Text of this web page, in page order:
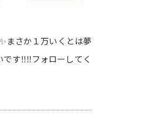
まさか１万いくとは夢
です‼️‼️フォローしてく